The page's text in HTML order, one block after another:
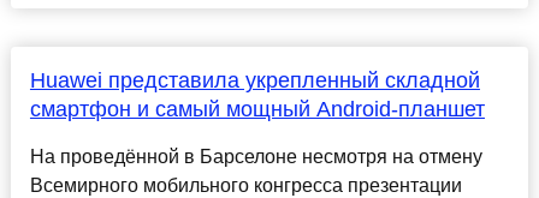
Huawei представила укрепленный складной
смартфон и самый мощный Android-планшет
На проведённой в Барселоне несмотря на отмену
Всемирного мобильного конгресса презентации